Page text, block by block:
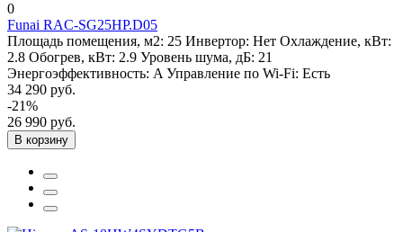
0
Funai RAC-SG25HP.D05
Площадь помещения, м2: 25 Инвертор: Нет Охлаждение, кВт:
2.8 Обогрев, кВт: 2.9 Уровень шума, дБ: 21
Энергоэффективность: A Управление по Wi-Fi: Есть
34 290 руб.
-21%
26 990 руб.
В корзину